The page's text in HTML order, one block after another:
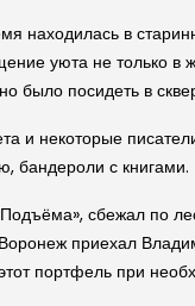
находилась в
уюта не только в
посидеть в
и некоторые
бандероли с книгами.
сбежал по
приехал
портфель при